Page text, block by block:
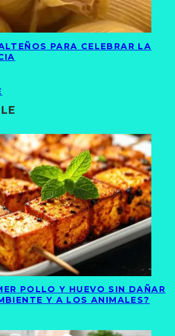
PARA CELEBRAR LA
POLLO Y HUEVO SIN DAÑAR
Y A LOS ANIMALES?